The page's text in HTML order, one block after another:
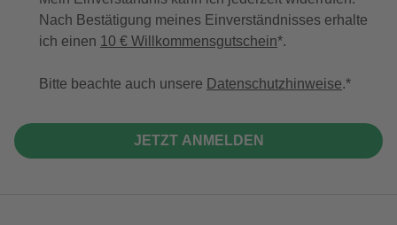
Nach Bestätigung meines Einverständnisses erhalte
ich einen 10 € Willkommensgutschein*.
Bitte beachte auch unsere Datenschutzhinweise.
JETZT ANMELDEN